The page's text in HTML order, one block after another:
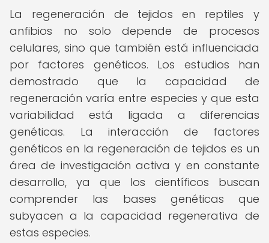
La regeneración de tejidos en reptiles y
anfibios no solo depende de procesos
celulares, sino que también está influenciada
por factores genéticos. Los estudios han
demostrado que la capacidad de
regeneración varía entre especies y que esta
variabilidad está ligada a diferencias
genéticas. La interacción de factores
genéticos en la regeneración de tejidos es un
área de investigación activa y en constante
desarrollo, ya que los científicos buscan
comprender las bases genéticas que
subyacen a la capacidad regenerativa de
estas especies.